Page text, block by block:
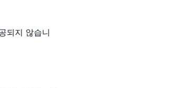
되지 않습니